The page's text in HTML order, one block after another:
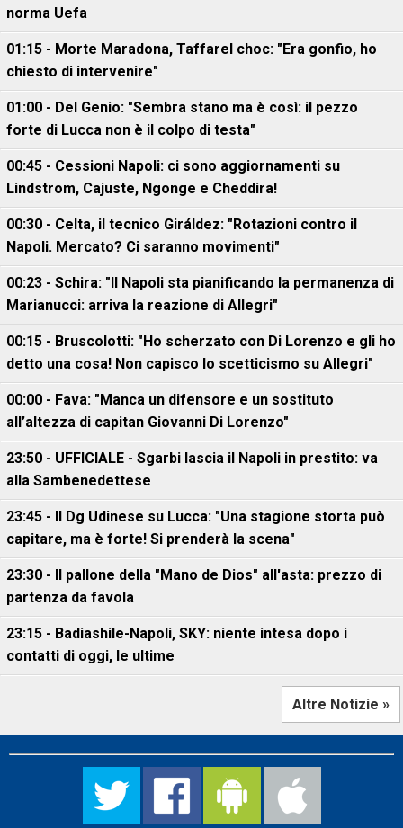
norma Uefa
01:15 - Morte Maradona, Taffarel choc: "Era gonfio, ho
chiesto di intervenire"
01:00 - Del Genio: "Sembra stano ma è così: il pezzo
forte di Lucca non è il colpo di testa"
00:45 - Cessioni Napoli: ci sono aggiornamenti su
Lindstrom, Cajuste, Ngonge e Cheddira!
00:30 - Celta, il tecnico Giráldez: "Rotazioni contro il
Napoli. Mercato? Ci saranno movimenti"
00:23 - Schira: "Il Napoli sta pianificando la permanenza di
Marianucci: arriva la reazione di Allegri"
00:15 - Bruscolotti: "Ho scherzato con Di Lorenzo e gli ho
detto una cosa! Non capisco lo scetticismo su Allegri"
00:00 - Fava: "Manca un difensore e un sostituto
all’altezza di capitan Giovanni Di Lorenzo"
23:50 - UFFICIALE - Sgarbi lascia il Napoli in prestito: va
alla Sambenedettese
23:45 - Il Dg Udinese su Lucca: "Una stagione storta può
capitare, ma è forte! Si prenderà la scena"
23:30 - Il pallone della "Mano de Dios" all'asta: prezzo di
partenza da favola
23:15 - Badiashile-Napoli, SKY: niente intesa dopo i
contatti di oggi, le ultime
Altre Notizie »